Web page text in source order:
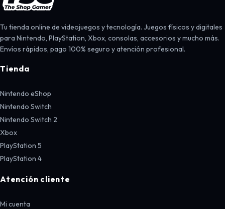
Tu tienda online de videojuegos y tecnología. Juegos físicos y digitales
para Nintendo, PlayStation, Xbox, consolas, accesorios y mucho más.
Envíos rápidos, pago 100% seguro y atención profesional.
Tienda
Nintendo eShop
Nintendo Switch
Nintendo Switch 2
Xbox
PlayStation 5
PlayStation 4
Atención cliente
Mi cuenta